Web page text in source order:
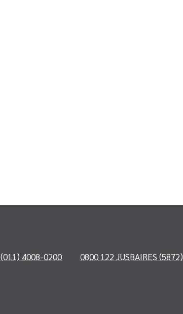
(011) 4008-0200 0800 122 JUSBAIRES (5872)